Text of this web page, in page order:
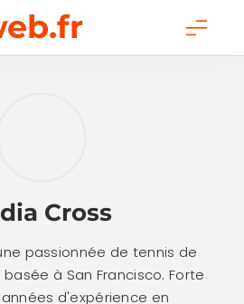
Cross
passionnée de tennis de
à San Francisco. Forte
d'expérience en